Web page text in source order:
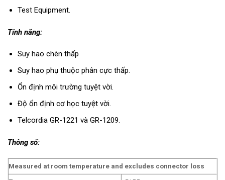
Test Equipment.
Tính năng:
Suy hao chèn thấp
Suy hao phụ thuộc phân cực thấp.
Ổn định môi trường tuyệt vời.
Độ ổn định cơ học tuyệt vời.
Telcordia GR-1221 và GR-1209.
Thông số:
Measured at room temperature and excludes connector loss